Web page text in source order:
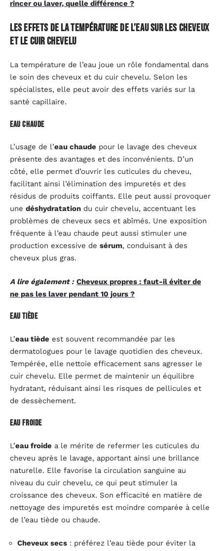
rincer ou laver, quelle différence ?
Les effets de la température de l’eau sur les cheveux
et le cuir chevelu
La température de l’eau joue un rôle fondamental dans
le soin des cheveux et du cuir chevelu. Selon les
spécialistes, elle peut avoir des effets variés sur la
santé capillaire.
Eau chaude
L’usage de l’eau chaude pour le lavage des cheveux
présente des avantages et des inconvénients. D’un
côté, elle permet d’ouvrir les cuticules du cheveu,
facilitant ainsi l’élimination des impuretés et des
résidus de produits coiffants. Elle peut aussi provoquer
une déshydratation du cuir chevelu, accentuant les
problèmes de cheveux secs et abîmés. Une exposition
fréquente à l’eau chaude peut aussi stimuler une
production excessive de sérum, conduisant à des
cheveux plus gras.
A lire également : Cheveux propres : faut-il éviter de
ne pas les laver pendant 10 jours ?
Eau tiède
L’eau tiède est souvent recommandée par les
dermatologues pour le lavage quotidien des cheveux.
Tempérée, elle nettoie efficacement sans agresser le
cuir chevelu. Elle permet de maintenir un équilibre
hydratant, réduisant ainsi les risques de pellicules et
de dessèchement.
Eau froide
L’eau froide a le mérite de refermer les cuticules du
cheveu après le lavage, apportant ainsi une brillance
naturelle. Elle favorise la circulation sanguine au
niveau du cuir chevelu, ce qui peut stimuler la
croissance des cheveux. Son efficacité en matière de
nettoyage des impuretés est moindre comparée à celle
de l’eau tiède ou chaude.
Cheveux secs : préférez l’eau tiède pour éviter la